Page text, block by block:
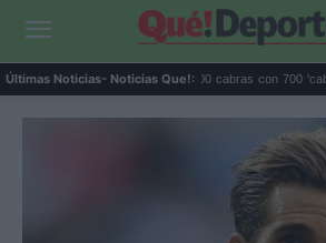
Últimas Noticias- Noticias Que!:
Galápagos eliminó 140.000 cabras con 700 'cabras e...